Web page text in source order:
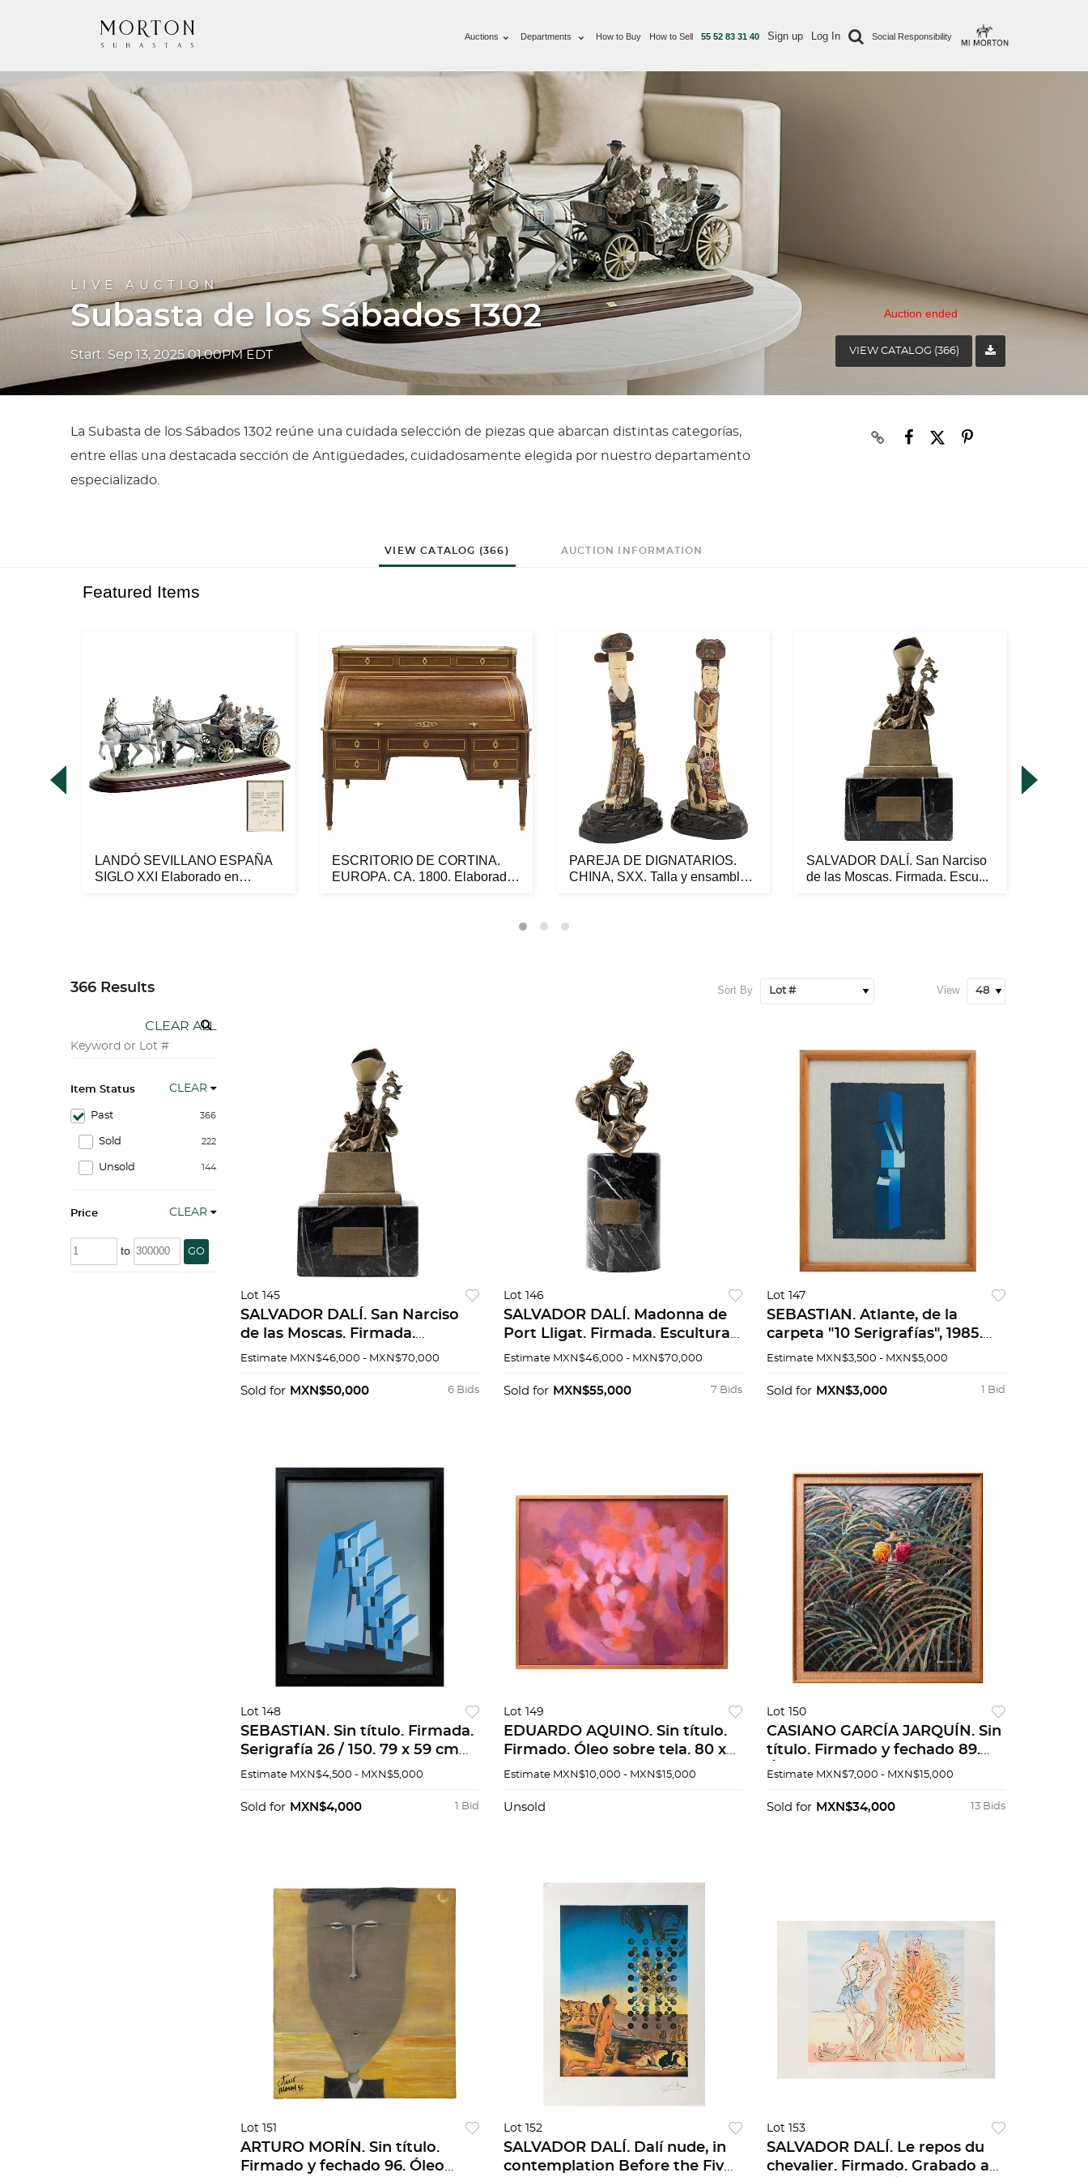
Auctions Departments How to Buy How to Sell 55 52 83 31 40 Sign up Log In Social Responsibility
LIVE AUCTION
Subasta de los Sábados 1302
Start: Sep 13, 2025 01:00PM EDT
Auction ended
VIEW CATALOG (366)
La Subasta de los Sábados 1302 reúne una cuidada selección de piezas que abarcan distintas categorías,
entre ellas una destacada sección de Antigüedades, cuidadosamente elegida por nuestro departamento
especializado.
VIEW CATALOG (366) AUCTION INFORMATION
Featured Items
LANDÓ SEVILLANO ESPAÑA
SIGLO XXI Elaborado en
ESCRITORIO DE CORTINA.
EUROPA. CA. 1800. Elaborado
PAREJA DE DIGNATARIOS.
CHINA, SXX. Talla y ensamble
SALVADOR DALÍ. San Narciso
de las Moscas. Firmada. Escu...
366 Results
CLEAR ALL
Item Status CLEAR
366
Past
222
Sold
144
Unsold
Price CLEAR
to GO
Sort By View
Lot 145
SALVADOR DALÍ. San Narciso
de las Moscas. Firmada.
Escultura en bronce sobre base
cm. Con certificado.
Estimate MXN$46,000 - MXN$70,000
6 Bids
Sold for MXN$50,000
Lot 146
SALVADOR DALÍ. Madonna de
Port Lligat. Firmada. Escultura
en bronce 78 / 300. 21 x 9 x 10
Estimate MXN$46,000 - MXN$70,000
7 Bids
Sold for MXN$55,000
Lot 147
SEBASTIAN. Atlante, de la
carpeta "10 Serigrafías", 1985.
Firmada. Serigrafía 101 / 105. 30
Estimate MXN$3,500 - MXN$5,000
1 Bid
Sold for MXN$3,000
Lot 148
SEBASTIAN. Sin título. Firmada.
Serigrafía 26 / 150. 79 x 59 cm
medidas totales
Estimate MXN$4,500 - MXN$5,000
1 Bid
Sold for MXN$4,000
Lot 149
EDUARDO AQUINO. Sin título.
Firmado. Óleo sobre tela. 80 x
100 cm
Estimate MXN$10,000 - MXN$15,000
Unsold
Lot 150
CASIANO GARCÍA JARQUÍN. Sin
título. Firmado y fechado 89.
Óleo sobre tela. 100 x 89 cm
Estimate MXN$7,000 - MXN$15,000
13 Bids
Sold for MXN$34,000
Lot 151
ARTURO MORÍN. Sin título.
Firmado y fechado 96. Óleo
Lot 152
SALVADOR DALÍ. Dalí nude, in
contemplation Before the Five
Lot 153
SALVADOR DALÍ. Le repos du
chevalier. Firmado. Grabado a